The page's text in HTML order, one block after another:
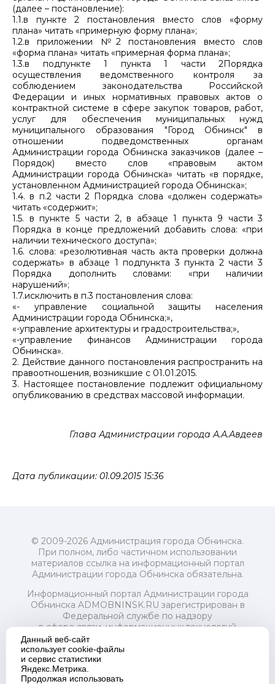
(далее – постановление):
1.1.в пункте 2 постановления вместо слов «форму
плана» читать «примерную форму плана»;
1.2.в приложении №2 постановления вместо слов
«форма плана» читать «примерная форма плана»;
1.3.в подпункте 1 пункта 1 части 2Порядка
осуществления ведомственного контроля за
соблюдением законодательства Российской
Федерации и иных нормативных правовых актов о
контрактной системе в сфере закупок товаров, работ,
услуг для обеспечения муниципальных нужд
муниципального образования "Город Обнинск" в
отношении подведомственных органам
Администрации города Обнинска заказчиков (далее –
Порядок) вместо слов «правовым актом
Администрации города Обнинска» читать «в порядке,
установленном Администрацией города Обнинска»;
1.4. в п.2 части 2 Порядка слова «должен содержать»
читать «содержит»;
1.5. в пункте 5 части 2, в абзаце 1 пункта 9 части 3
Порядка в конце предложений добавить слова: «при
наличии технического доступа»;
1.6. слова: «резолютивная часть акта проверки должна
содержать» в абзаце 1 подпункта 3 пункта 2 части 3
Порядка дополнить словами: «при наличии
нарушений»;
1.7.исключить в п.3 постановления слова:
«- управление социальной защиты населения
Администрации города Обнинска;»,
«-управление архитектуры и градостроительства;»,
«-управление финансов Администрации города
Обнинска».
2. Действие данного постановления распространить на
правоотношения, возникшие с 01.01.2015.
3. Настоящее постановление подлежит официальному
опубликованию в средствах массовой информации.
Глава Администрации города А.А.Авдеев
Дата публикации: 01.09.2015 15:36
© 2009-2026 Администрация города Обнинска.
При полном, либо частичном использовании
материалов ссылка на информационный портал
Администрации города Обнинска обязательна.
Информационный портал Администрации города
Обнинска ADMOBNINSK.RU зарегистрирован в
Федеральной службе по надзору
в сфере связи, информационных технологий
и массовых коммуникаций (Роскомнадзор) 24 июля
2018 года.
Свидетельство о регистрации Эл № ФС77-73321
Учредитель: Администрация (исполнительно-
Данный веб-сайт
использует cookie-файлы
и сервис статистики
Яндекс.Метрика.
Продолжая использовать